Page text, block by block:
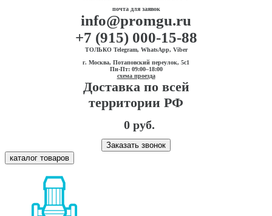
почта для заявок
info@promgu.ru
+7 (915) 000-15-88
ТОЛЬКО Telegram, WhatsApp, Viber
г. Москва, Потаповский переулок, 5с1
Пн-Пт: 09:00–18:00
схема проезда
Доставка по всей
территории РФ
0 руб.
Заказать звонок
каталог товаров